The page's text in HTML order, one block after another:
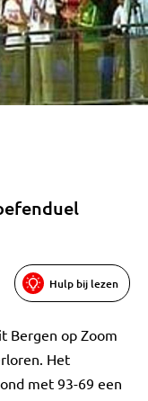
Hulp bij lezen
Bergen op Zoom
Het
met 93-69 een